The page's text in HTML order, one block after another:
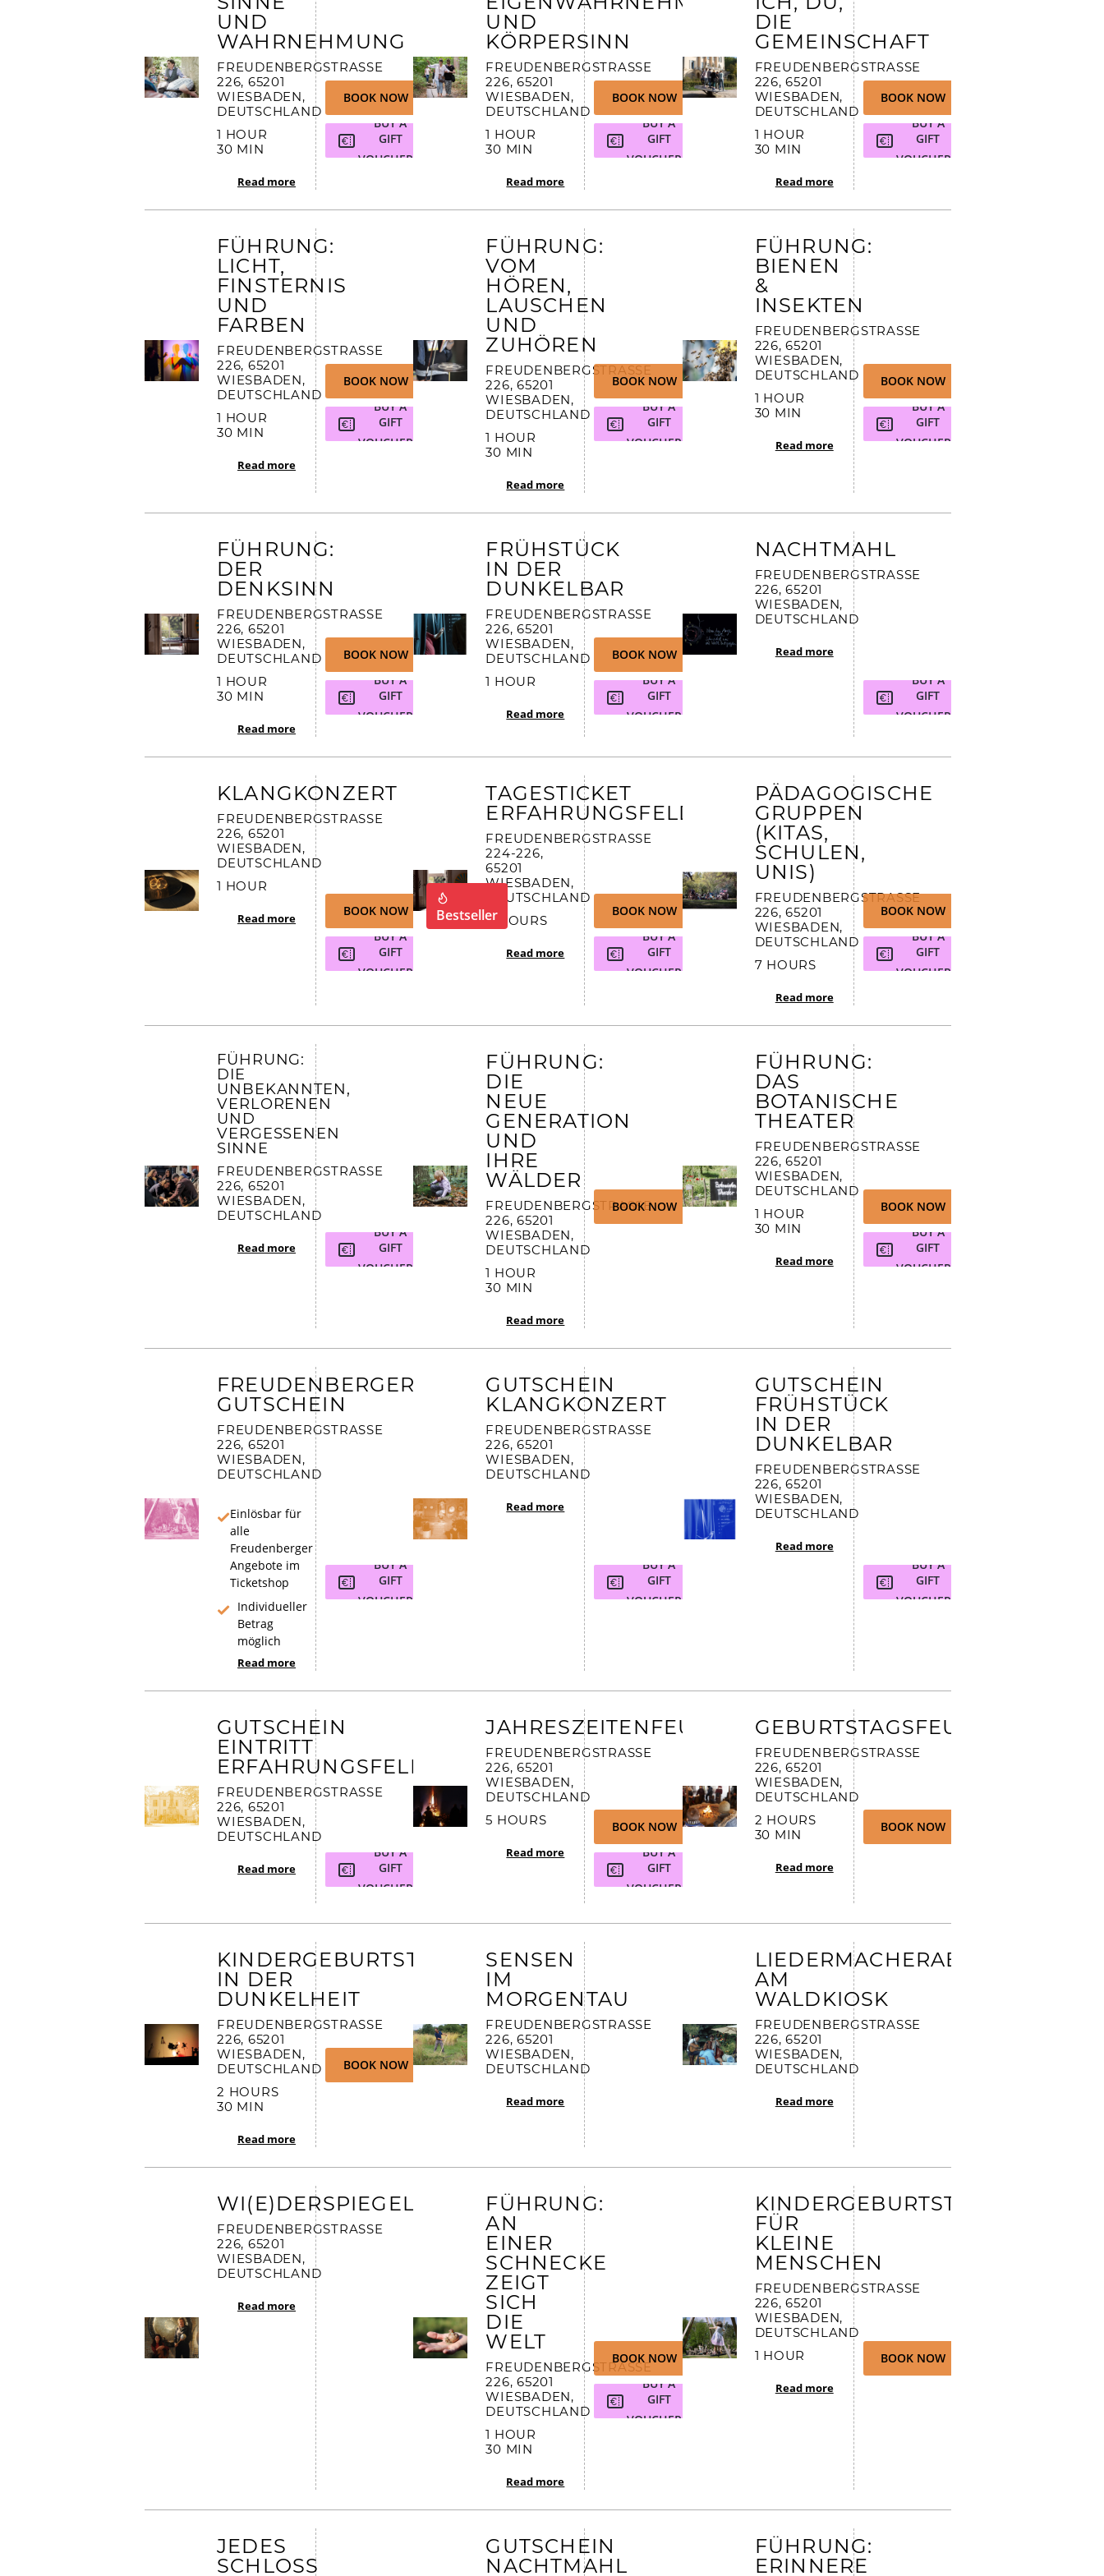
Weinprobe in der Dunkelbar
Stellenangebote
Presse
Schloss-Podcast
UND
WAHRNEHMUNG
FREUDENBERGSTRASSE 2
26, 65201 W
IESBADEN, D
EUTSCHLAND
1 HOUR
30 MIN
Read more
BOOK NOW
BUY A
GIFT
VOUCHER
UND
KÖRPERSINN
FREUDENBERGSTRASSE 2
26, 65201 W
IESBADEN, D
EUTSCHLAND
1 HOUR
30 MIN
Read more
BOOK NOW
BUY A
GIFT
VOUCHER
DIE
GEMEINSCHAFT
FREUDENBERGSTRASSE 2
26, 65201 W
IESBADEN, D
EUTSCHLAND
1 HOUR
30 MIN
Read more
BOOK NOW
BUY A
GIFT
VOUCHER
FÜHRUNG:
LICHT,
FINSTERNIS
UND
FARBEN
FREUDENBERGSTRASSE 2
26, 65201 W
IESBADEN, D
EUTSCHLAND
1 HOUR
30 MIN
Read more
BOOK NOW
BUY A
GIFT
VOUCHER
FÜHRUNG:
VOM
HÖREN,
LAUSCHEN
UND
ZUHÖREN
FREUDENBERGSTRASSE 2
26, 65201 W
IESBADEN, D
EUTSCHLAND
1 HOUR
30 MIN
Read more
BOOK NOW
BUY A
GIFT
VOUCHER
FÜHRUNG:
BIENEN
&
INSEKTEN
FREUDENBERGSTRASSE 2
26, 65201 W
IESBADEN, D
EUTSCHLAND
1 HOUR
30 MIN
Read more
BOOK NOW
BUY A
GIFT
VOUCHER
FÜHRUNG:
DER
DENKSINN
FREUDENBERGSTRASSE 2
26, 65201 W
IESBADEN, D
EUTSCHLAND
1 HOUR
30 MIN
Read more
BOOK NOW
BUY A
GIFT
VOUCHER
FRÜHSTÜCK
IN DER
DUNKELBAR
FREUDENBERGSTRASSE 2
26, 65201 W
IESBADEN, D
EUTSCHLAND
1 HOUR
Read more
BOOK NOW
BUY A
GIFT
VOUCHER
NACHTMAHL
FREUDENBERGSTRASSE 2
26, 65201 W
IESBADEN, D
EUTSCHLAND
Read more
BUY A
GIFT
VOUCHER
KLANGKONZERT
FREUDENBERGSTRASSE 2
26, 65201 W
IESBADEN, D
EUTSCHLAND
1 HOUR
Read more
BOOK NOW
BUY A
GIFT
VOUCHER
Bestseller
TAGESTICKET
ERFAHRUNGSFELD
FREUDENBERGSTRASSE 2
24-226, 6
5201 W
IESBADEN, D
EUTSCHLAND
7 HOURS
Read more
BOOK NOW
BUY A
GIFT
VOUCHER
PÄDAGOGISCHE
GRUPPEN
(KITAS,
SCHULEN,
UNIS)
FREUDENBERGSTRASSE 2
26, 65201 W
IESBADEN, D
EUTSCHLAND
7 HOURS
Read more
BOOK NOW
BUY A
GIFT
VOUCHER
FÜHRUNG:
DIE
UNBEKANNTEN,
VERLORENEN
UND
VERGESSENEN
SINNE
FREUDENBERGSTRASSE 2
26, 65201 W
IESBADEN, D
EUTSCHLAND
Read more
BUY A
GIFT
VOUCHER
FÜHRUNG:
DIE
NEUE
GENERATION
UND
IHRE
WÄLDER
FREUDENBERGSTRASSE 2
26, 65201 W
IESBADEN, D
EUTSCHLAND
1 HOUR
30 MIN
Read more
BOOK NOW
FÜHRUNG:
DAS
BOTANISCHE
THEATER
FREUDENBERGSTRASSE 2
26, 65201 W
IESBADEN, D
EUTSCHLAND
1 HOUR
30 MIN
Read more
BOOK NOW
BUY A
GIFT
VOUCHER
FREUDENBERGER
GUTSCHEIN
FREUDENBERGSTRASSE 2
26, 65201 W
IESBADEN, D
EUTSCHLAND
Einlösbar für
alle
Freudenberger
Angebote im
Ticketshop
Individueller
Betrag
möglich
Read more
BUY A
GIFT
VOUCHER
GUTSCHEIN
KLANGKONZERT
FREUDENBERGSTRASSE 2
26, 65201 W
IESBADEN, D
EUTSCHLAND
Read more
BUY A
GIFT
VOUCHER
GUTSCHEIN
FRÜHSTÜCK
IN DER
DUNKELBAR
FREUDENBERGSTRASSE 2
26, 65201 W
IESBADEN, D
EUTSCHLAND
Read more
BUY A
GIFT
VOUCHER
GUTSCHEIN
EINTRITT
ERFAHRUNGSFELD
FREUDENBERGSTRASSE 2
26, 65201 W
IESBADEN, D
EUTSCHLAND
Read more
BUY A
GIFT
VOUCHER
JAHRESZEITENFEUER
FREUDENBERGSTRASSE 2
26, 65201 W
IESBADEN, D
EUTSCHLAND
5 HOURS
Read more
BOOK NOW
BUY A
GIFT
VOUCHER
GEBURTSTAGSFEUERWERK
FREUDENBERGSTRASSE 2
26, 65201 W
IESBADEN, D
EUTSCHLAND
2 HOURS
30 MIN
Read more
BOOK NOW
KINDERGEBURTSTAG
IN DER
DUNKELHEIT
FREUDENBERGSTRASSE 2
26, 65201 W
IESBADEN, D
EUTSCHLAND
2 HOURS
30 MIN
Read more
BOOK NOW
SENSEN
IM
MORGENTAU
FREUDENBERGSTRASSE 2
26, 65201 W
IESBADEN, D
EUTSCHLAND
Read more
LIEDERMACHERABEND
AM
WALDKIOSK
FREUDENBERGSTRASSE 2
26, 65201 W
IESBADEN, D
EUTSCHLAND
Read more
WI(E)DERSPIEGEL
FREUDENBERGSTRASSE 2
26, 65201 W
IESBADEN, D
EUTSCHLAND
Read more
FÜHRUNG:
AN
EINER
SCHNECKE
ZEIGT
SICH
DIE
WELT
FREUDENBERGSTRASSE 2
26, 65201 W
IESBADEN, D
EUTSCHLAND
1 HOUR
30 MIN
Read more
BOOK NOW
BUY A
GIFT
VOUCHER
KINDERGEBURTSTAG
FÜR
KLEINE
MENSCHEN
FREUDENBERGSTRASSE 2
26, 65201 W
IESBADEN, D
EUTSCHLAND
1 HOUR
Read more
BOOK NOW
JEDES
SCHLOSS
GUTSCHEIN
NACHTMAHL
FÜHRUNG:
ERINNERE